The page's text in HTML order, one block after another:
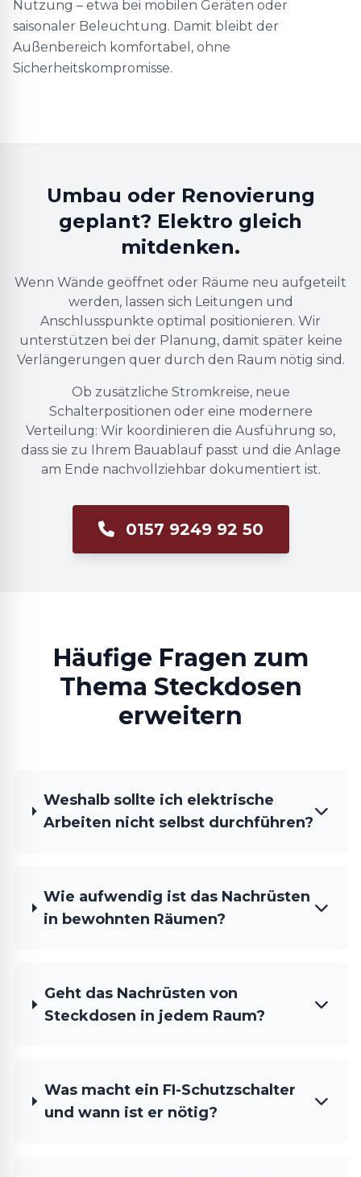
Nutzung – etwa bei mobilen Geräten oder
saisonaler Beleuchtung. Damit bleibt der
Außenbereich komfortabel, ohne
Sicherheitskompromisse.
Umbau oder Renovierung
geplant? Elektro gleich
mitdenken.
Wenn Wände geöffnet oder Räume neu aufgeteilt
werden, lassen sich Leitungen und
Anschlusspunkte optimal positionieren. Wir
unterstützen bei der Planung, damit später keine
Verlängerungen quer durch den Raum nötig sind.
Ob zusätzliche Stromkreise, neue
Schalterpositionen oder eine modernere
Verteilung: Wir koordinieren die Ausführung so,
dass sie zu Ihrem Bauablauf passt und die Anlage
am Ende nachvollziehbar dokumentiert ist.
0157 9249 92 50
Häufige Fragen zum
Thema Steckdosen
erweitern
Weshalb sollte ich elektrische
Arbeiten nicht selbst durchführen?
Wie aufwendig ist das Nachrüsten
in bewohnten Räumen?
Geht das Nachrüsten von
Steckdosen in jedem Raum?
Was macht ein FI-Schutzschalter
und wann ist er nötig?